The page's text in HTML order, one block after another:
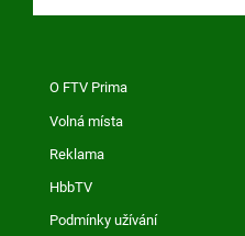
O FTV Prima
Volná místa
Reklama
HbbTV
Podmínky užívání